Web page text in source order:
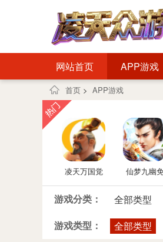
网站首页 APP游戏
首页 > APP游戏
凌天万国觉
醒免费后台
版
仙梦九幽
费后台
游戏分类： 全部类型
游戏类型：
全部类型